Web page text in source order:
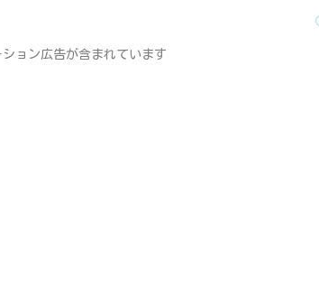
ョン広告が含まれています